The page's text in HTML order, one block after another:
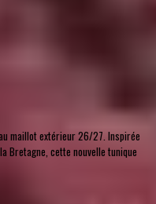
maillot extérieur 26/27. Inspirée
Bretagne, cette nouvelle tunique